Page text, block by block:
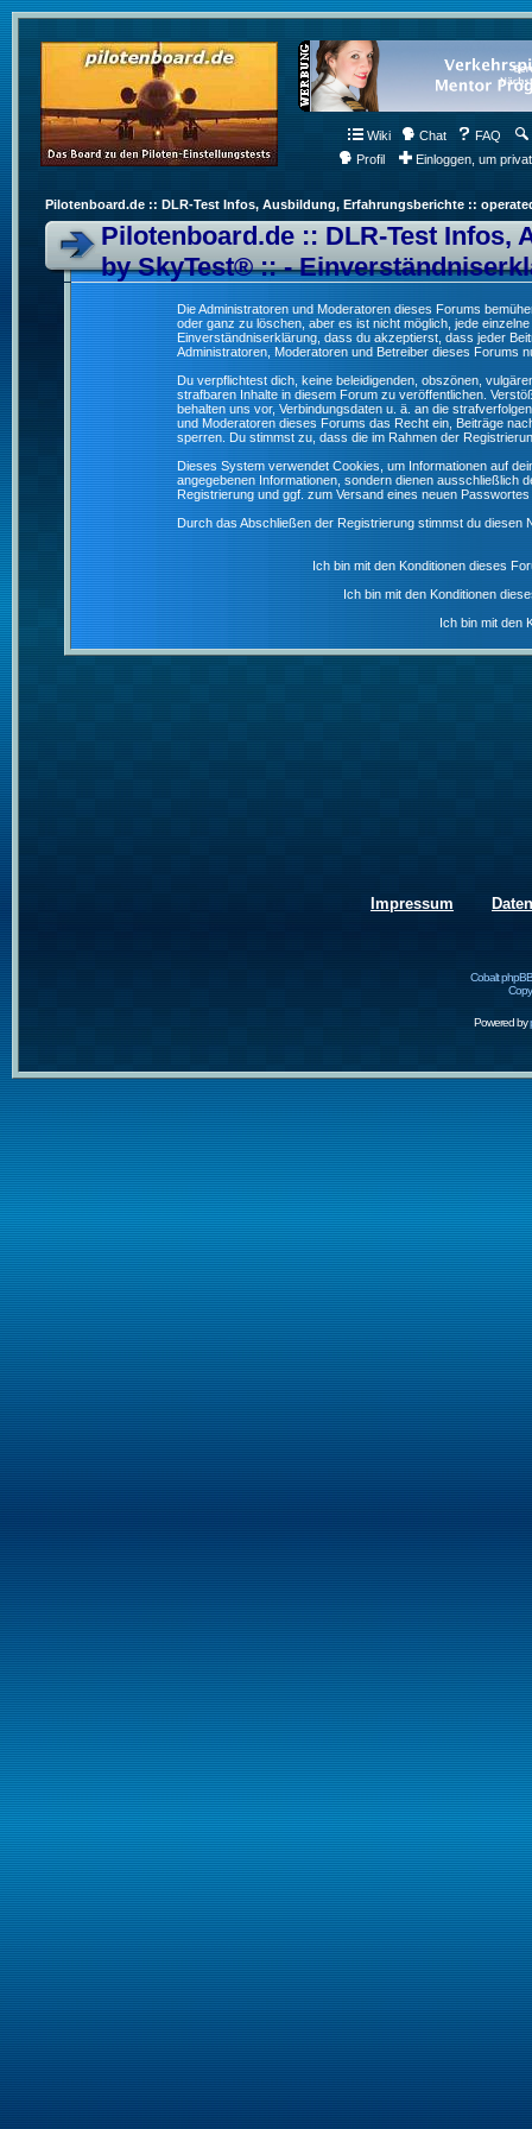
Wiki Chat FAQ
Profil
Einloggen, um
Pilotenboard.de :: DLR-Test Infos, Ausbildung, Erfahrungsberichte ::
Pilotenboard.de :: DLR-Test
by SkyTest® :: -
Die Administratoren und Moderatoren dieses Forums
oder ganz zu löschen, aber es ist nicht möglich, jede
Einverständniserklärung, dass du akzeptierst, dass jeder
Administratoren, Moderatoren und Betreiber dieses Forums
Du verpflichtest dich, keine beleidigenden, obszönen,
strafbaren Inhalte in diesem Forum zu veröffentlichen.
behalten uns vor, Verbindungsdaten u. ä. an die
und Moderatoren dieses Forums das Recht ein, Beiträge
sperren. Du stimmst zu, dass die im Rahmen der
Dieses System verwendet Cookies, um Informationen auf
angegebenen Informationen, sondern dienen ausschließlich
Registrierung und ggf. zum Versand eines neuen
Durch das Abschließen der Registrierung stimmst du diesen
Ich bin mit den Konditionen dieses
Ich bin mit den Konditionen
Ich bin mit den
Impressum
Cobalt
Powered by